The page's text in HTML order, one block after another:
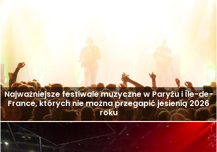
Najważniejsze festiwale muzyczne w Paryżu i Île-de-
France, których nie można przegapić jesienią 2026
roku